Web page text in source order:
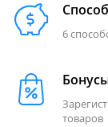
6
товаров